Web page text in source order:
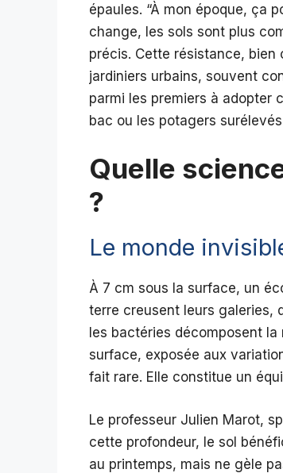
épaules. “À mon époque, ça
change, les sols sont plus
précis. Cette résistance, bien
jardiniers urbains, souvent
parmi les premiers à adopter
bac ou les potagers
Quelle
?
Le monde
À 7 cm sous la surface, un
terre creusent leurs galeries,
les bactéries décomposent
surface, exposée aux
fait rare. Elle constitue un
Le professeur Julien Marot,
cette profondeur, le sol
au printemps, mais ne gèle